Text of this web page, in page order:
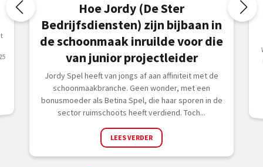
Hoe Jordy (De Ster
Bedrijfsdiensten) zijn bijbaan in
de schoonmaak inruilde voor die
van junior projectleider
Jordy Spel heeft van jongs af aan affiniteit met de
schoonmaakbranche. Geen wonder, met een
bonusmoeder als Betina Spel, die haar sporen in de
sector ruimschoots heeft verdiend. Toch...
LEES VERDER